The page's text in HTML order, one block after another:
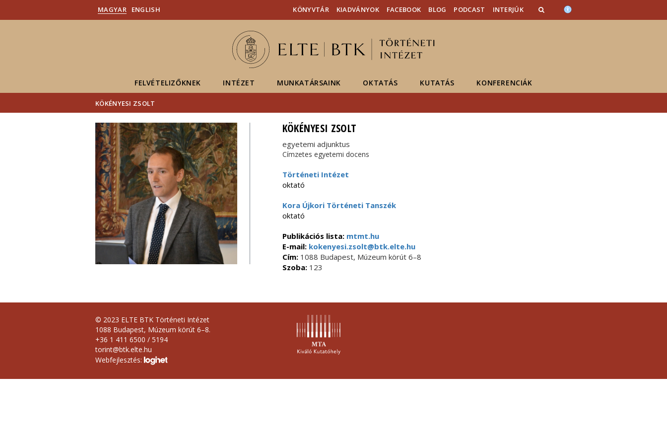
Hírek
Események
ELTE a
MAGYAR ENGLISH KÖNYVTÁR KIADVÁNYOK FACEBOOK BLOG PODCAST INTERJÚK
FELVÉTELIZŐKNEK INTÉZET MUNKATÁRSAINK OKTATÁS KUTATÁS KONFERENCIÁK
KÖKÉNYESI ZSOLT
KÖKÉNYESI ZSOLT
egyetemi adjunktus
Címzetes egyetemi docens
Történeti Intézet
oktató
Kora Újkori Történeti Tanszék
oktató
Publikációs lista: mtmt.hu
E-mail:kokenyesi.zsolt@btk.elte.hu
Cím:1088 Budapest, Múzeum körút 6–8
Szoba:123
© 2023 ELTE BTK Történeti Intézet
1088 Budapest, Múzeum körút 6–8.
+36 1 411 6500 / 5194
torint@btk.elte.hu
Webfejlesztés: